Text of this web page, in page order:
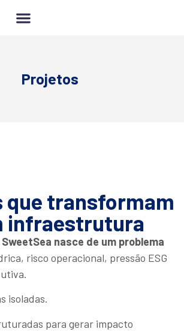
Projetos
nasce de um problema
risco operacional, pressão ESG
isoladas.
para gerar impacto
que transformam
infraestrutura